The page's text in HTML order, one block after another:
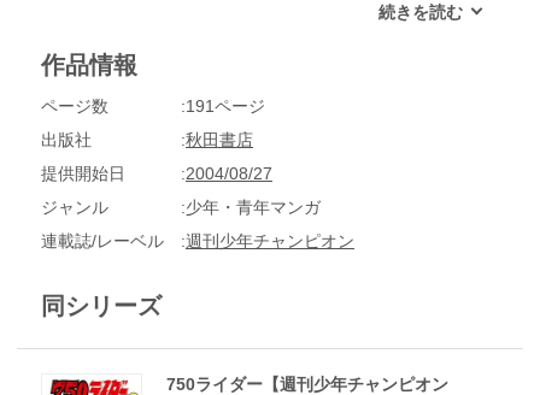
作品情報
ページ数
191ページ
出版社
秋田書店
提供開始日
2004/08/27
ジャンル
少年・青年マンガ
連載誌/レーベル
週刊少年チャンピオン
同シリーズ
750ライダー【週刊少年チャンピオン